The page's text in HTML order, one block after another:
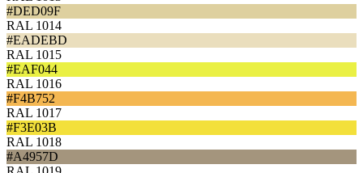
#DED09F
RAL 1014
#EADEBD
RAL 1015
#EAF044
RAL 1016
#F4B752
RAL 1017
#F3E03B
RAL 1018
#A4957D